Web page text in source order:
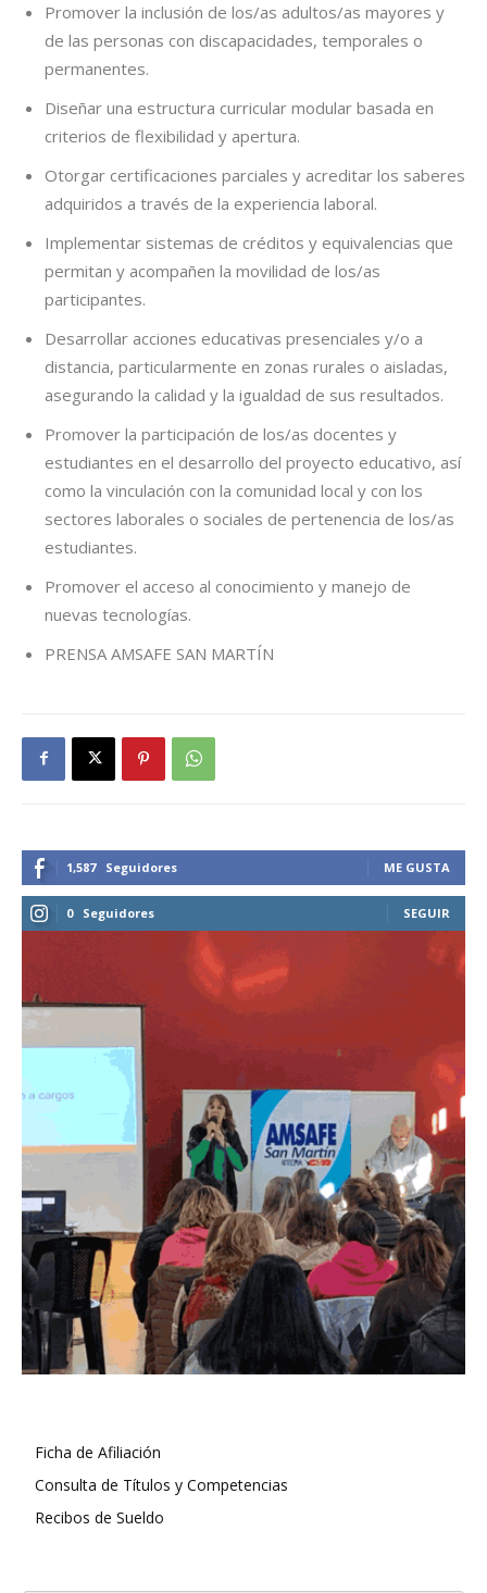
Promover la inclusión de los/as adultos/as mayores y
de las personas con discapacidades, temporales o
permanentes.
Diseñar una estructura curricular modular basada en
criterios de flexibilidad y apertura.
Otorgar certificaciones parciales y acreditar los saberes
adquiridos a través de la experiencia laboral.
Implementar sistemas de créditos y equivalencias que
permitan y acompañen la movilidad de los/as
participantes.
Desarrollar acciones educativas presenciales y/o a
distancia, particularmente en zonas rurales o aisladas,
asegurando la calidad y la igualdad de sus resultados.
Promover la participación de los/as docentes y
estudiantes en el desarrollo del proyecto educativo, así
como la vinculación con la comunidad local y con los
sectores laborales o sociales de pertenencia de los/as
estudiantes.
Promover el acceso al conocimiento y manejo de
nuevas tecnologías.
PRENSA AMSAFE SAN MARTÍN
1,587 Seguidores ME GUSTA
0 Seguidores SEGUIR
Ficha de Afiliación
Consulta de Títulos y Competencias
Recibos de Sueldo